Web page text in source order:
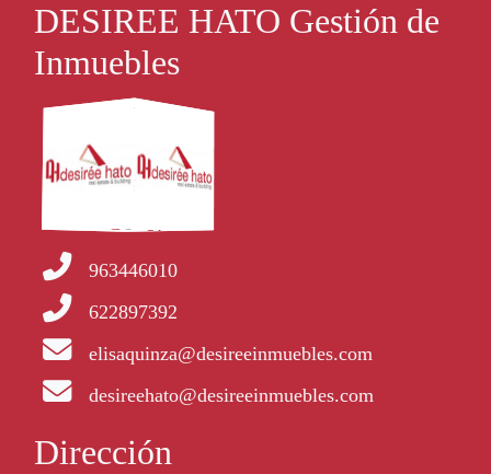
DESIREE HATO Gestión de
Inmuebles
963446010
622897392
elisaquinza@desireeinmuebles.com
desireehato@desireeinmuebles.com
Dirección